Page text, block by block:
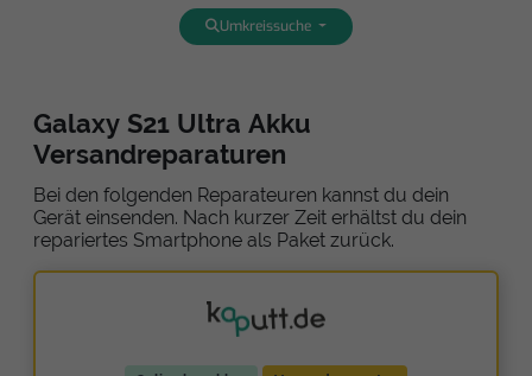
Umkreissuche
Galaxy S21 Ultra Akku
Versandreparaturen
Bei den folgenden Reparateuren kannst du dein
Gerät einsenden. Nach kurzer Zeit erhältst du dein
repariertes Smartphone als Paket zurück.